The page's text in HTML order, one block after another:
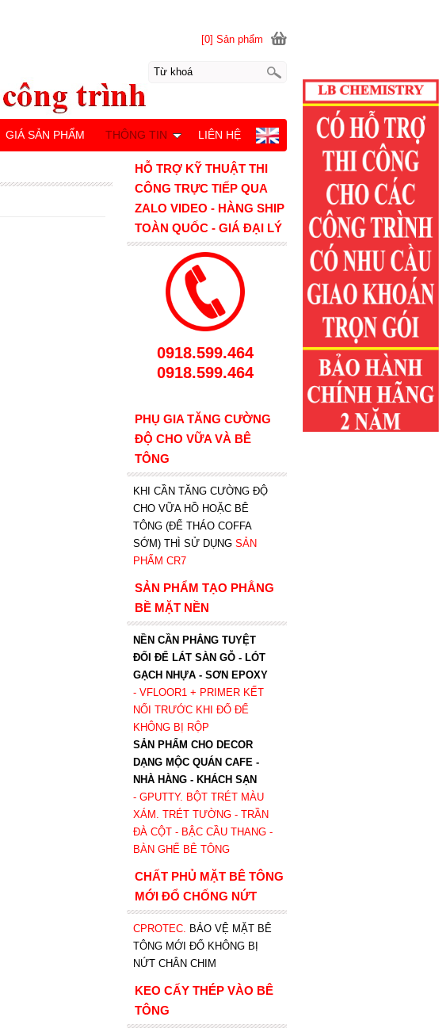
HỖ TRỢ KỸ THUẬT THI
CÔNG TRỰC TIẾP QUA
ZALO VIDEO - HÀNG SHIP
TOÀN QUỐC - GIÁ ĐẠI LÝ
0918.599.464
0918.599.464
PHỤ GIA TĂNG CƯỜNG
ĐỘ CHO VỮA VÀ BÊ
TÔNG
KHI CẦN TĂNG CƯỜNG ĐỘ
CHO VỮA HỒ HOẶC BÊ
TÔNG (ĐỂ THÁO COFFA
SỚM) THÌ SỬ DỤNG SẢN
PHẨM CR7
SẢN PHẨM TẠO PHẲNG
BỀ MẶT NỀN
NỀN CẦN PHẲNG TUYỆT
ĐỐI ĐỂ LÁT SÀN GỖ - LÓT
GẠCH NHỰA - SƠN EPOXY
- VFLOOR1+ PRIMER KẾT
NỐI TRƯỚC KHI ĐỔ ĐỂ
KHÔNG BỊ RỘP
SẢN PHẨM CHO DECOR
DẠNG MỘC QUÁN CAFE -
NHÀ HÀNG - KHÁCH SẠN
- GPUTTY. BỘT TRÉT MÀU
XÁM. TRÉT TƯỜNG - TRẦN
ĐÀ CỘT - BẬC CẦU THANG -
BÀN GHẾ BÊ TÔNG
CHẤT PHỦ MẶT BÊ TÔNG
MỚI ĐỔ CHỐNG NỨT
CPROTEC. BẢO VỆ MẶT BÊ
TÔNG MỚI ĐỔ KHÔNG BỊ
NỨT CHÂN CHIM
KEO CẤY THÉP VÀO BÊ
TÔNG
[0] Sản phẩm
GIÁ SẢN PHẨM THÔNG TIN LIÊN HỆ